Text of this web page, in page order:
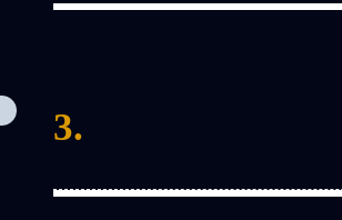
3.